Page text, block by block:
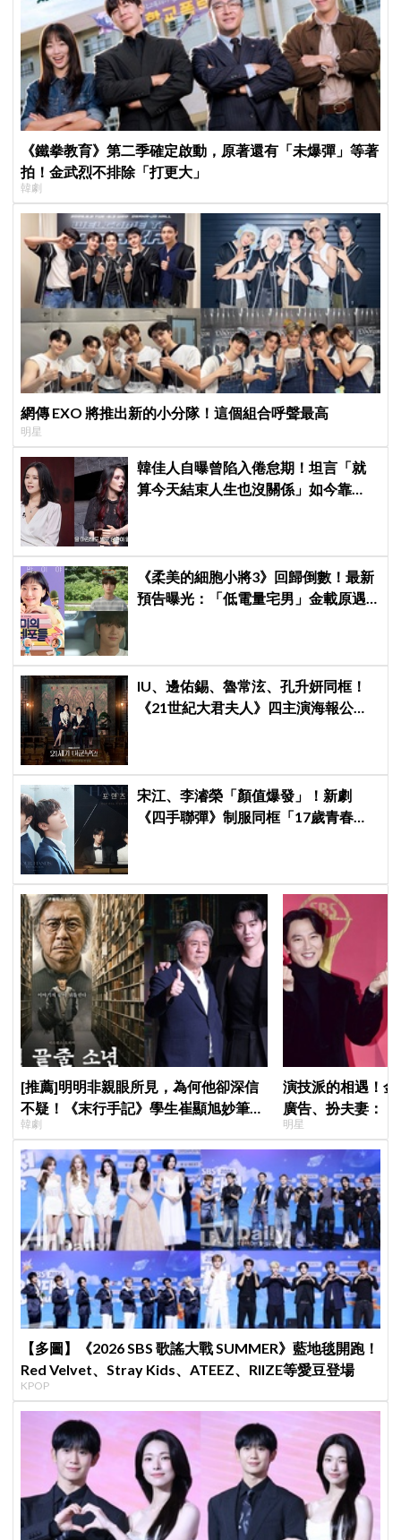
《鐵拳教育》第二季確定啟動，原著還有「未爆彈」等著
拍！金武烈不排除「打更大」
韓劇
網傳 EXO 將推出新的小分隊！這個組合呼聲最高
明星
韓佳人自曝曾陷入倦怠期！坦言「就
算今天結束人生也沒關係」如今靠
《柔美的細胞小將3》回歸倒數！最新
預告曝光：「低電量宅男」金載原遇
IU、邊佑錫、魯常泫、孔升妍同框！
《21世紀大君夫人》四主演海報公
宋江、李濬榮「顏值爆發」！新劇
《四手聯彈》制服同框「17歲青春神
[推薦]明明非親眼所見，為何他卻深信
不疑！《末行手記》學生崔顯旭妙筆生
花讓老師崔岷植一步步深陷
韓劇
演技派的相遇！
廣告、扮夫妻：
部戲劇吧」
明星
【多圖】《2026 SBS 歌謠大戰 SUMMER》藍地毯開跑！
Red Velvet、Stray Kids、ATEEZ、RIIZE等愛豆登場
KPOP